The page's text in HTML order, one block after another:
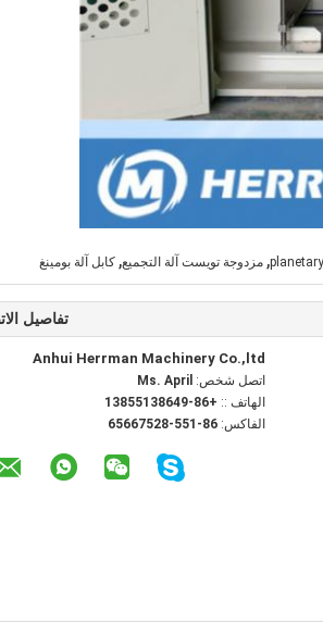
, مزدوجة تويست آلة التجميع, كابل آلة بومينغ
تفاصيل
Anhui Herrman Machinery Co.,ltd
اتصل شخص: Ms. April
الهاتف :: +86-13855138649
الفاكس: 86-551-65667528